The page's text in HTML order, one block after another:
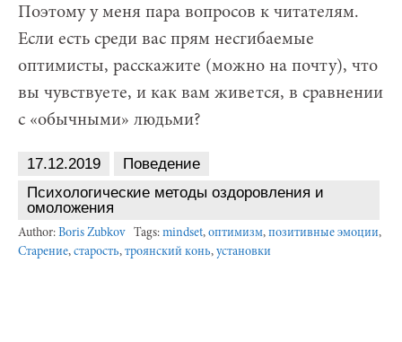
Поэтому у меня пара вопросов к читателям.
Если есть среди вас прям несгибаемые
оптимисты, расскажите (можно на почту), что
вы чувствуете, и как вам живется, в сравнении
с «обычными» людьми?
17.12.2019
Поведение
Психологические методы оздоровления и
омоложения
Author: Boris Zubkov Tags: mindset, оптимизм, позитивные эмоции,
Старение, старость, троянский конь, установки